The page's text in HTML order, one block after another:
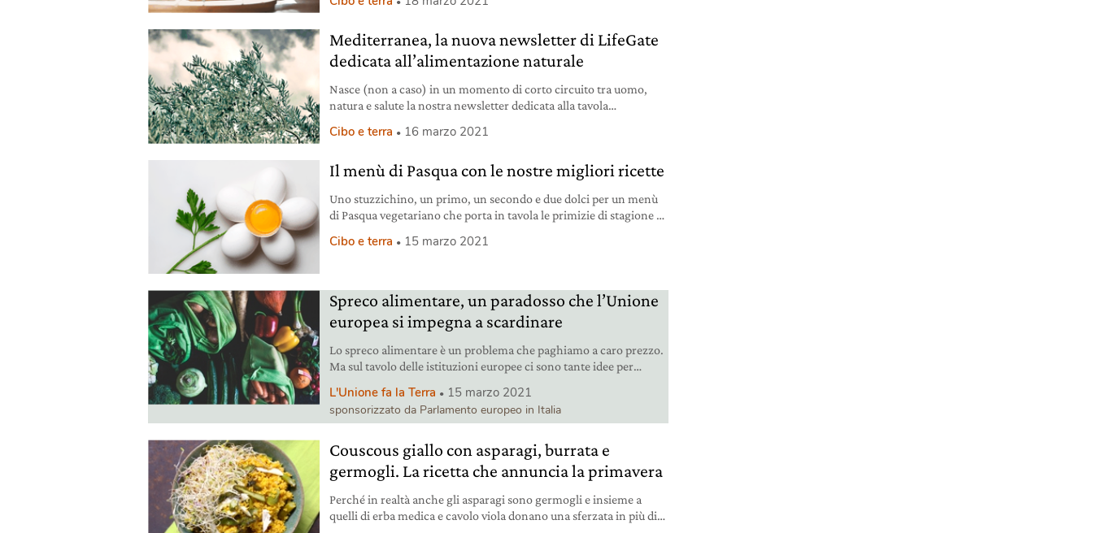
dal Centro Riken, hanno rivelato come alcune varianti genetiche
varianti sembrano anche essere associate all’insorgenza di alcune
Mediterranea, la nuova newsletter di LifeGate
dedicata all’alimentazione naturale
Nasce (non a caso) in un momento di corto circuito tra uomo,
natura e salute la nostra newsletter dedicata alla tavola
non c’è solo il gusto.
Cibo e terra 16 marzo 2021
Il menù di Pasqua con le nostre migliori ricette
Uno stuzzichino, un primo, un secondo e due dolci per un menù
di Pasqua vegetariano che porta in tavola le primizie di stagione e
Cibo e terra 15 marzo 2021
Spreco alimentare, un paradosso che l’Unione
europea si impegna a scardinare
Lo spreco alimentare è un problema che paghiamo a caro prezzo.
Ma sul tavolo delle istituzioni europee ci sono tante idee per
L'Unione fa la Terra 15 marzo 2021
sponsorizzato da Parlamento europeo in Italia
Couscous giallo con asparagi, burrata e
germogli. La ricetta che annuncia la primavera
Perché in realtà anche gli asparagi sono germogli e insieme a
quelli di erba medica e cavolo viola donano una sferzata in più di